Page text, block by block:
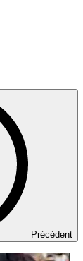
Précédent